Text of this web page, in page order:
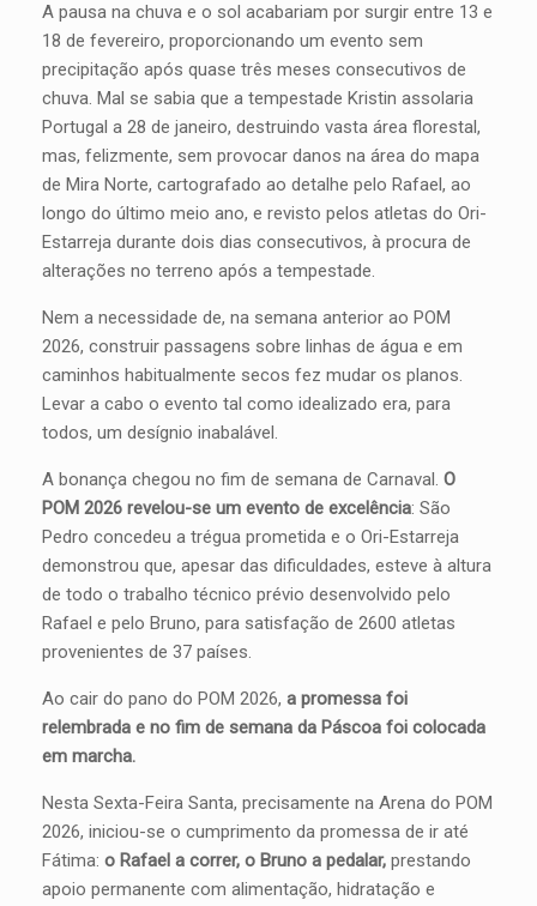
A pausa na chuva e o sol acabariam por surgir entre 13 e
18 de fevereiro, proporcionando um evento sem
precipitação após quase três meses consecutivos de
chuva. Mal se sabia que a tempestade Kristin assolaria
Portugal a 28 de janeiro, destruindo vasta área florestal,
mas, felizmente, sem provocar danos na área do mapa
de Mira Norte, cartografado ao detalhe pelo Rafael, ao
longo do último meio ano, e revisto pelos atletas do Ori-
Estarreja durante dois dias consecutivos, à procura de
alterações no terreno após a tempestade.
Nem a necessidade de, na semana anterior ao POM
2026, construir passagens sobre linhas de água e em
caminhos habitualmente secos fez mudar os planos.
Levar a cabo o evento tal como idealizado era, para
todos, um desígnio inabalável.
A bonança chegou no fim de semana de Carnaval. O
POM 2026 revelou-se um evento de excelência: São
Pedro concedeu a trégua prometida e o Ori-Estarreja
demonstrou que, apesar das dificuldades, esteve à altura
de todo o trabalho técnico prévio desenvolvido pelo
Rafael e pelo Bruno, para satisfação de 2600 atletas
provenientes de 37 países.
Ao cair do pano do POM 2026, a promessa foi
relembrada e no fim de semana da Páscoa foi colocada
em marcha.
Nesta Sexta-Feira Santa, precisamente na Arena do POM
2026, iniciou-se o cumprimento da promessa de ir até
Fátima: o Rafael a correr, o Bruno a pedalar, prestando
apoio permanente com alimentação, hidratação e